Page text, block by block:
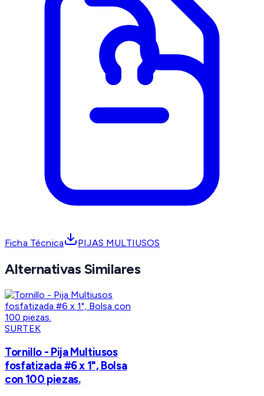
Ficha Técnica PIJAS MULTIUSOS
Alternativas Similares
SURTEK
Tornillo - Pija Multiusos
fosfatizada #6 x 1", Bolsa
con 100 piezas.